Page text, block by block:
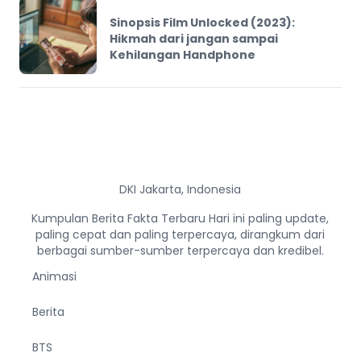
Sinopsis Film Unlocked (2023):
Hikmah dari jangan sampai
Kehilangan Handphone
DKI Jakarta, Indonesia
Kumpulan Berita Fakta Terbaru Hari ini paling update,
paling cepat dan paling terpercaya, dirangkum dari
berbagai sumber-sumber terpercaya dan kredibel.
Animasi
Berita
BTS